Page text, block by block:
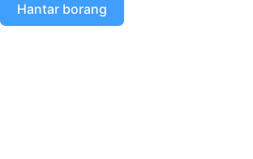
Hantar borang